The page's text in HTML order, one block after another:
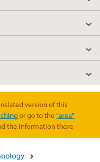
version of this
or go to the"area"
the information there